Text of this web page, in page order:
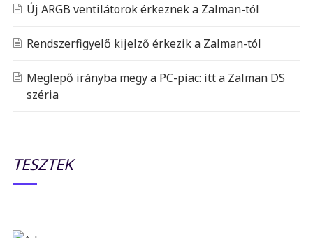
Új ARGB ventilátorok érkeznek a Zalman-tól
Rendszerfigyelő kijelző érkezik a Zalman-tól
Meglepő irányba megy a PC-piac: itt a Zalman DS
széria
TESZTEK